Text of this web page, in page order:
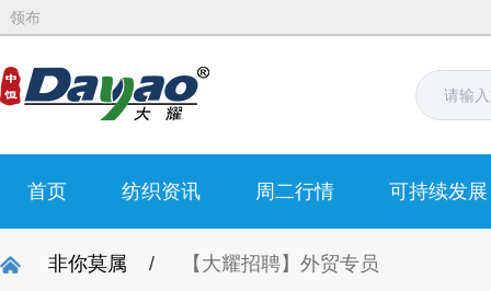
领布
首页 纺织资讯 周二行情 可持续发展
非你莫属 / 【大耀招聘】外贸专员